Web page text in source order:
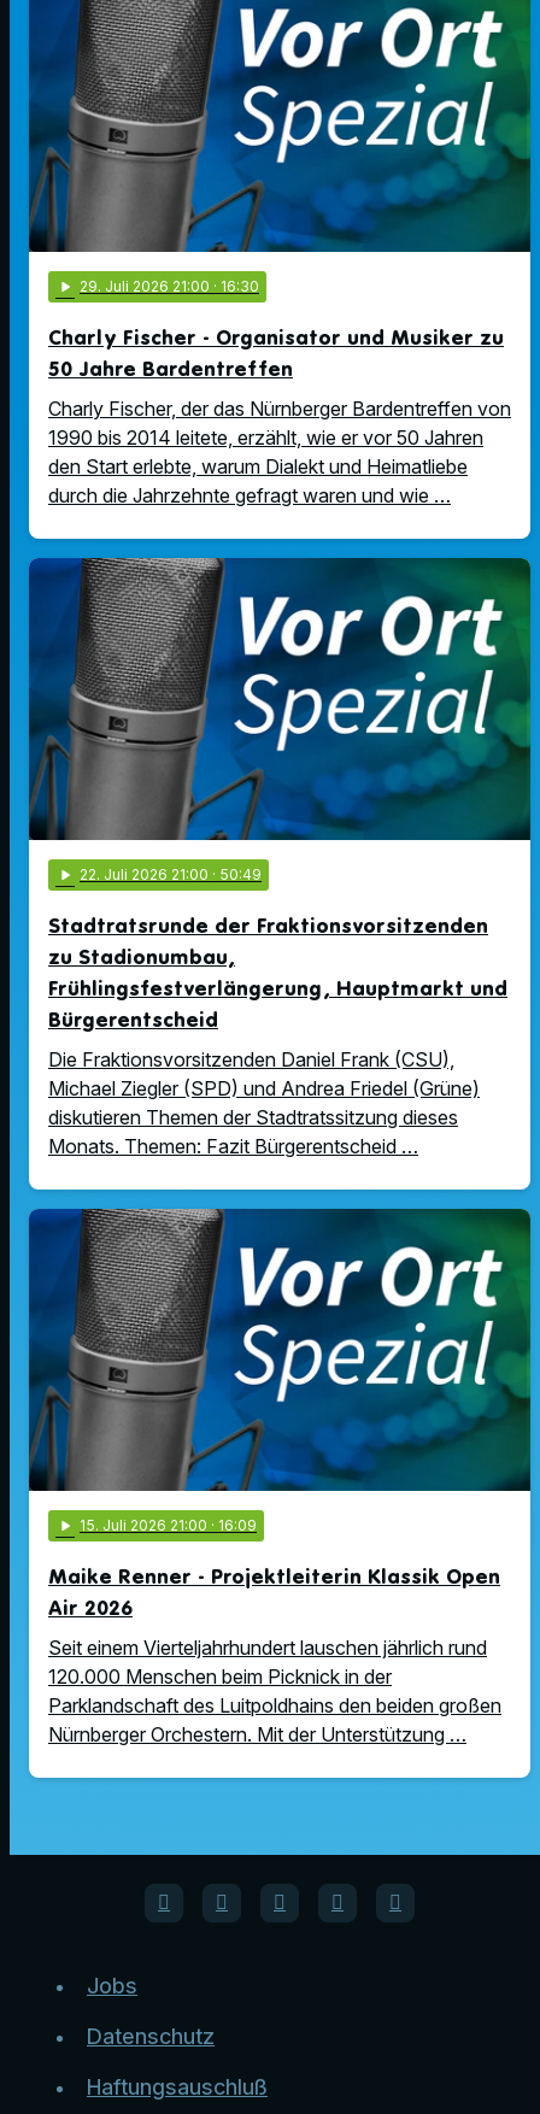
play_arrow 29. Juli 2026 21:00 · 16:30
Charly Fischer - Organisator und Musiker zu
50 Jahre Bardentreffen
Charly Fischer, der das Nürnberger Bardentreffen von
1990 bis 2014 leitete, erzählt, wie er vor 50 Jahren
den Start erlebte, warum Dialekt und Heimatliebe
durch die Jahrzehnte gefragt waren und wie …
play_arrow 22. Juli 2026 21:00 · 50:49
Stadtratsrunde der Fraktionsvorsitzenden
zu Stadionumbau,
Frühlingsfestverlängerung, Hauptmarkt und
Bürgerentscheid
Die Fraktionsvorsitzenden Daniel Frank (CSU),
Michael Ziegler (SPD) und Andrea Friedel (Grüne)
diskutieren Themen der Stadtratssitzung dieses
Monats. Themen: Fazit Bürgerentscheid …
play_arrow 15. Juli 2026 21:00 · 16:09
Maike Renner - Projektleiterin Klassik Open
Air 2026
Seit einem Vierteljahrhundert lauschen jährlich rund
120.000 Menschen beim Picknick in der
Parklandschaft des Luitpoldhains den beiden großen
Nürnberger Orchestern. Mit der Unterstützung …
Jobs
Datenschutz
Haftungsauschluß